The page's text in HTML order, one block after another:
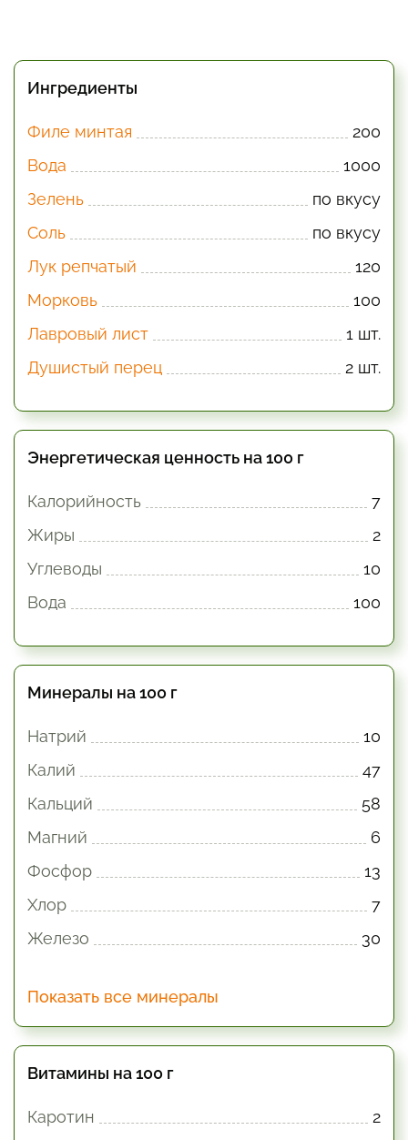
Ингредиенты
Филе минтая
200
Вода
1000
Зелень
по вкусу
Соль
по вкусу
Лук репчатый
120
Морковь
100
Лавровый лист
1 шт.
Душистый перец
2 шт.
Энергетическая ценность на 100 г
Калорийность
7
Жиры
2
Углеводы
10
Вода
100
Минералы на 100 г
Натрий
10
Калий
47
Кальций
58
Магний
6
Фосфор
13
Хлор
7
Железо
30
Показать все минералы
Витамины на 100 г
Каротин 2